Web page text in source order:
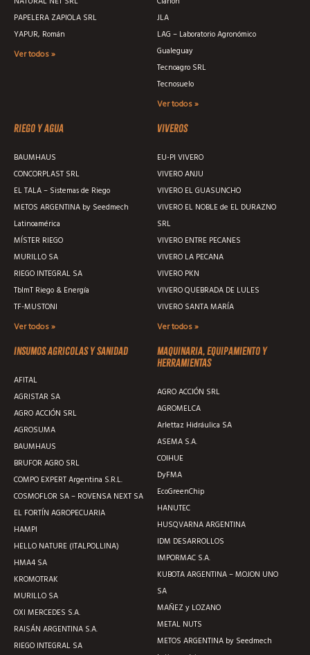
PAPELERA ZAPIOLA SRL
YAPUR, Román
Ver todos »
JLA
LAG – Laboratorio Agronómico
Gualeguay
Tecnoagro SRL
Tecnosuelo
Ver todos »
Riego y agua
BAUMHAUS
CONCORPLAST SRL
EL TALA – Sistemas de Riego
METOS ARGENTINA by Seedmech
Latinoamérica
MÍSTER RIEGO
MURILLO SA
RIEGO INTEGRAL SA
TblmT Riego & Energía
TF-MUSTONI
Ver todos »
Viveros
EU-PI VIVERO
VIVERO ANJU
VIVERO EL GUASUNCHO
VIVERO EL NOBLE de EL DURAZNO
SRL
VIVERO ENTRE PECANES
VIVERO LA PECANA
VIVERO PKN
VIVERO QUEBRADA DE LULES
VIVERO SANTA MARÍA
Ver todos »
Insumos agricolas y sanidad
AFITAL
AGRISTAR SA
AGRO ACCIÓN SRL
AGROSUMA
BAUMHAUS
BRUFOR AGRO SRL
COMPO EXPERT Argentina S.R.L.
COSMOFLOR SA – ROVENSA NEXT SA
EL FORTÍN AGROPECUARIA
HAMPI
HELLO NATURE (ITALPOLLINA)
HMA4 SA
KROMOTRAK
MURILLO SA
OXI MERCEDES S.A.
RAISÁN ARGENTINA S.A.
RIEGO INTEGRAL SA
Maquinaria, equipamiento y
herramientas
AGRO ACCIÓN SRL
AGROMELCA
Arlettaz Hidráulica SA
ASEMA S.A.
COIHUE
DyFMA
EcoGreenChip
HANUTEC
HUSQVARNA ARGENTINA
IDM DESARROLLOS
IMPORMAC S.A.
KUBOTA ARGENTINA – MOJON UNO
SA
MAÑEZ y LOZANO
METAL NUTS
METOS ARGENTINA by Seedmech